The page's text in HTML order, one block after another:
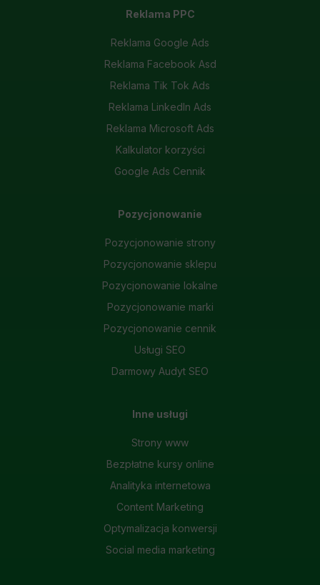
Reklama PPC
Reklama Google Ads
Reklama Facebook Asd
Reklama Tik Tok Ads
Reklama LinkedIn Ads
Reklama Microsoft Ads
Kalkulator korzyści
Google Ads Cennik
Pozycjonowanie
Pozycjonowanie strony
Pozycjonowanie sklepu
Pozycjonowanie lokalne
Pozycjonowanie marki
Pozycjonowanie cennik
Usługi SEO
Darmowy Audyt SEO
Inne usługi
Strony www
Bezpłatne kursy online
Analityka internetowa
Content Marketing
Optymalizacja konwersji
Social media marketing